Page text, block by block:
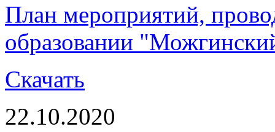
План мероприятий,
образовании
Скачать
22.10.2020